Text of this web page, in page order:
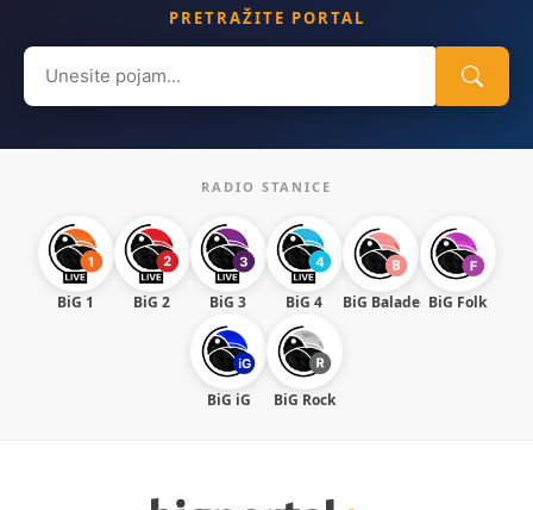
PRETRAŽITE PORTAL
Search
for:
RADIO STANICE
BiG 1 BiG 2 BiG 3 BiG 4 BiG Balade BiG Folk
BiG iG BiG Rock